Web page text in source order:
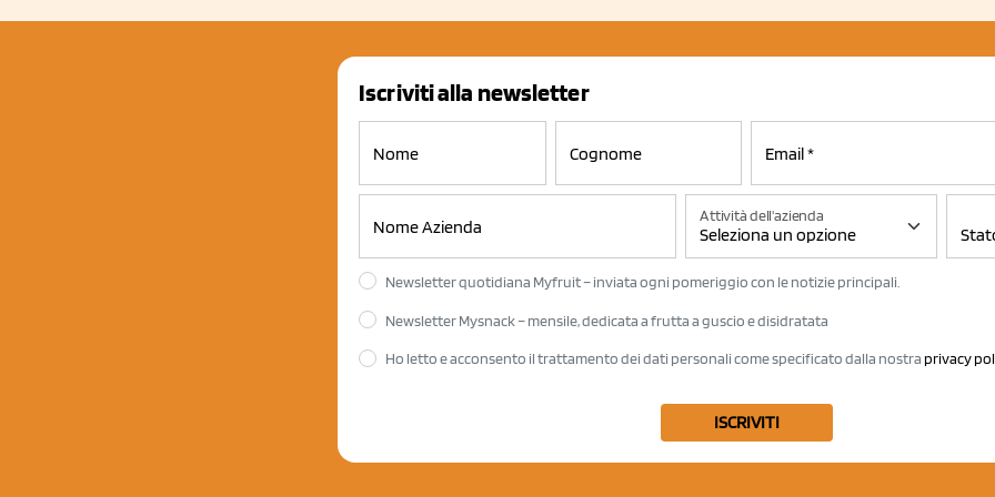
Iscriviti alla newsletter
Attività dell'azienda
Newsletter quotidiana Myfruit – inviata ogni pomeriggio con le notizie principali.
Newsletter Mysnack – mensile, dedicata a frutta a guscio e disidratata
Ho letto e acconsento il trattamento dei dati personali come specificato dalla nostra privacy
ISCRIVITI